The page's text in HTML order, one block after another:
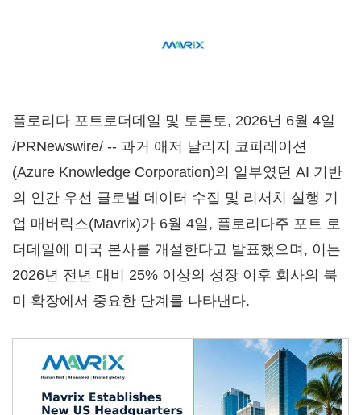
플로리다 포트로더데일 및 토론토, 2026년 6월 4일
/PRNewswire/ -- 과거 애저 날리지 코퍼레이션
(Azure Knowledge Corporation)의 일부였던 AI 기반
의 인간 우선 글로벌 데이터 수집 및 리서치 실행 기
업 매버릭스(Mavrix)가 6월 4일, 플로리다주 포트 로
더데일에 미국 본사를 개설한다고 발표했으며, 이는
2026년 전년 대비 25% 이상의 성장 이후 회사의 북
미 확장에서 중요한 단계를 나타낸다.